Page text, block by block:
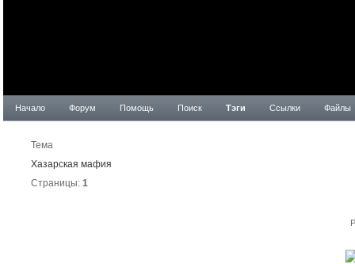
Начало Форум Помощь Поиск Тэги Ссылки Файлы
Тема
Хазарская мафия
Страницы: 1